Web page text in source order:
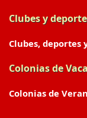
Clubes y
Clubes, deportes
Colonias de
Colonias de